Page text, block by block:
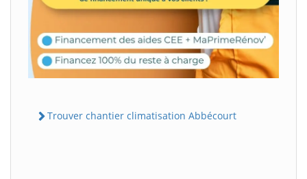
Trouver chantier climatisation Abbécourt